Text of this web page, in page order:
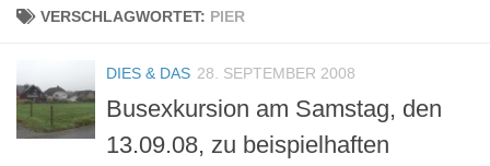
VERSCHLAGWORTET: PIER
DIES & DAS 28. SEPTEMBER 2008
Busexkursion am Samstag, den
13.09.08, zu beispielhaften